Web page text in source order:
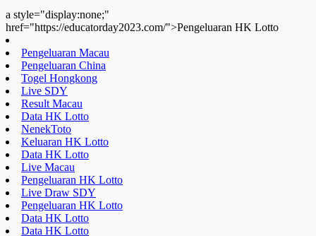
Pengeluaran HK Lotto
Data HK Lotto
Data HK Lotto
Data HK Lotto
Pengeluaran HK Lotto
Pengeluaran HK Lotto
Data HK Lotto
Pengeluaran HK Lotto
Keluaran SDY
Togel Hongkong
Live Draw SDY
Pengeluaran HK Lotto
Data HK Lotto
Toto HK Lotto
Nenektoto
Pengeluaran HK Lotto
Data HK Lotto